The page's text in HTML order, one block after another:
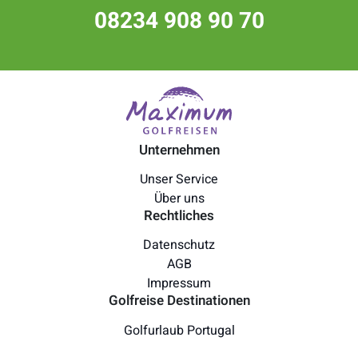
08234 908 90 70
Unternehmen
Unser Service
Über uns
Rechtliches
Datenschutz
AGB
Impressum
Golfreise Destinationen
Golfurlaub Portugal